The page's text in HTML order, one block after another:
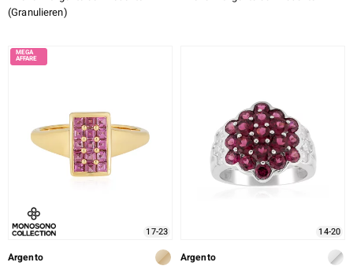
(Granulieren)
17-23
Argento
14-20
Argento